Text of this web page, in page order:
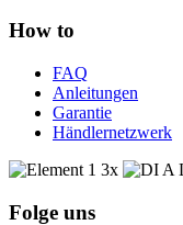
How to
FAQ
Anleitungen
Garantie
Händlernetzwerk
Folge uns